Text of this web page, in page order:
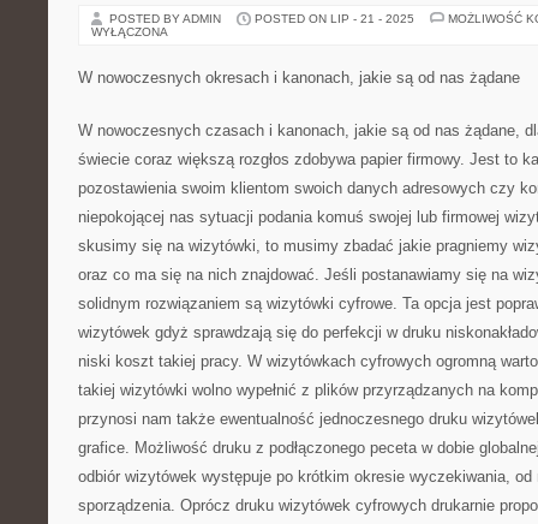
POSTED BY ADMIN POSTED ON LIP - 21 - 2025
MOŻLIWOŚĆ
WYŁĄCZONA
W nowoczesnych okresach i kanonach, jakie są od nas żądane
W nowoczesnych czasach i kanonach, jakie są od nas żądane,
świecie coraz większą rozgłos zdobywa papier firmowy. Jest to
pozostawienia swoim klientom swoich danych adresowych czy
niepokojącej nas sytuacji podania komuś swojej lub firmowej
skusimy się na wizytówki, to musimy zbadać jakie pragniemy
oraz co ma się na nich znajdować. Jeśli postanawiamy się na
solidnym rozwiązaniem są wizytówki cyfrowe. Ta opcja jest
wizytówek gdyż sprawdzają się do perfekcji w druku
niski koszt takiej pracy. W wizytówkach cyfrowych ogromną
takiej wizytówki wolno wypełnić z plików przyrządzanych na
przynosi nam także ewentualność jednoczesnego druku
grafice. Możliwość druku z podłączonego peceta w dobie
odbiór wizytówek występuje po krótkim okresie wyczekiwania,
sporządzenia. Oprócz druku wizytówek cyfrowych drukarnie